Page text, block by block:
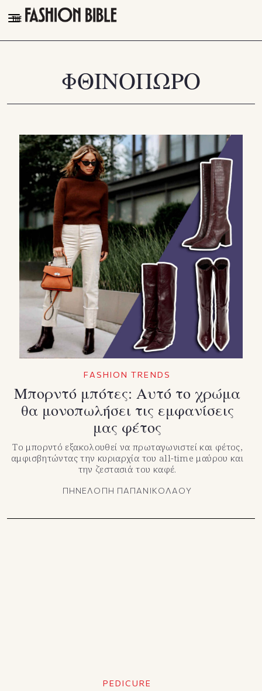
THE FASHION BIBLE
PLEASURES
VIDEOS
FOLLOW
Facebook
Instagram
Youtube
TikTok
X(Twitter)
ΦΘΙΝΟΠΩΡΟ
FASHION TRENDS
Μπορντό μπότες: Αυτό το χρώμα
θα μονοπωλήσει τις εμφανίσεις
μας φέτος
Το μπορντό εξακολουθεί να πρωταγωνιστεί και φέτος,
αμφισβητώντας την κυριαρχία του all-time μαύρου και
την ζεστασιά του καφέ.
ΠΗΝΕΛΟΠΗ ΠΑΠΑΝΙΚΟΛΑΟΥ
PEDICURE